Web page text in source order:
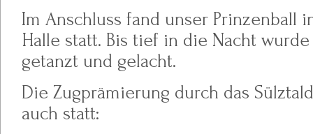
Im Anschluss fand unser Prinzenball
Halle statt. Bis tief in die Nacht wurde
getanzt und gelacht.
Die Zugprämierung durch das
auch statt: